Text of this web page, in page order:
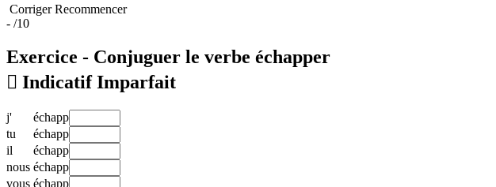
CorrigerRecommencer
- /10
Exercice - Conjuguer le verbe échapper
 Indicatif Imparfait
j'
échapp
tu
échapp
il
échapp
nous échapp
vous échapp